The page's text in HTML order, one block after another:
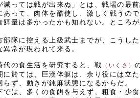
っては戦が出来ぬ」とは、戦場の最
あって、肉体を酷使し、激しく戦うの
餌量は多かったかも知れない。ところ
隊に控える上級武士までが、こうし
常が現われて来る。
の食生活を研究すると、戦 （いくさ）
に於ては、巨漢体躯は、余り役には立
らず、動きが鈍麻状態になるからだ。
は、多くの食餌を与えず、粗食・少